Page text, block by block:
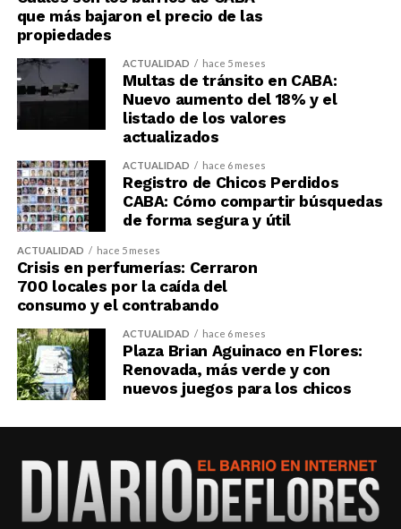
que más bajaron el precio de las
propiedades
ACTUALIDAD hace 5 meses
Multas de tránsito en CABA:
Nuevo aumento del 18% y el
listado de los valores
actualizados
ACTUALIDAD hace 6 meses
Registro de Chicos Perdidos
CABA: Cómo compartir búsquedas
de forma segura y útil
ACTUALIDAD hace 5 meses
Crisis en perfumerías: Cerraron
700 locales por la caída del
consumo y el contrabando
ACTUALIDAD hace 6 meses
Plaza Brian Aguinaco en Flores:
Renovada, más verde y con
nuevos juegos para los chicos